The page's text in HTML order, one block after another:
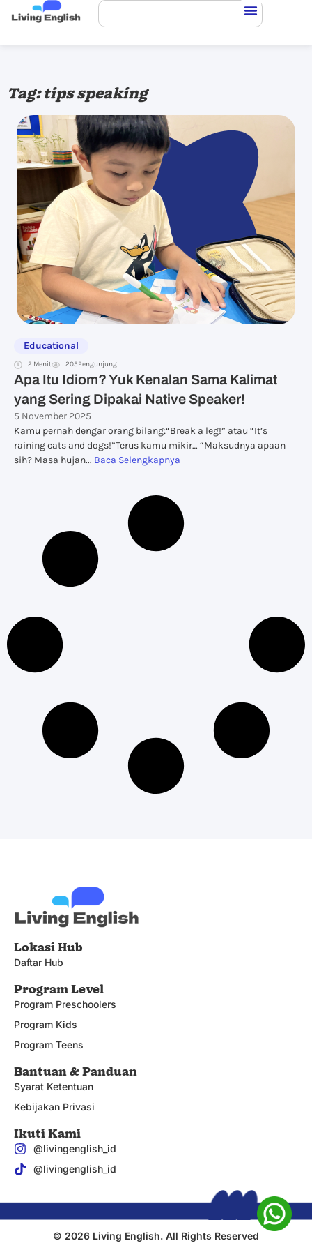
Tag: tips speaking
Educational
2 Menit 205Pengunjung
Apa Itu Idiom? Yuk Kenalan Sama Kalimat
yang Sering Dipakai Native Speaker!
5 November 2025
Kamu pernah dengar orang bilang:“Break a leg!” atau “It’s
raining cats and dogs!”Terus kamu mikir… “Maksudnya apaan
sih? Masa hujan... Baca Selengkapnya
Lokasi Hub
Daftar Hub
Program Level
Program Preschoolers
Program Kids
Program Teens
Bantuan & Panduan
Syarat Ketentuan
Kebijakan Privasi
Ikuti Kami
@livingenglish_id
@livingenglish_id
© 2026 Living English. All Rights Reserved